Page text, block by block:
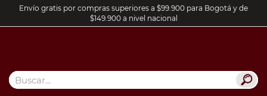
Envío gratis por compras superiores a $99.900 para Bogotá y de
$149.900 a nivel nacional